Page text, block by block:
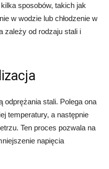
sposobów, takich jak
w wodzie lub chłodzenie w
zależy od rodzaju stali i
odprężania stali. Polega ona
temperatury, a następnie
Ten proces pozwala na
napięcia